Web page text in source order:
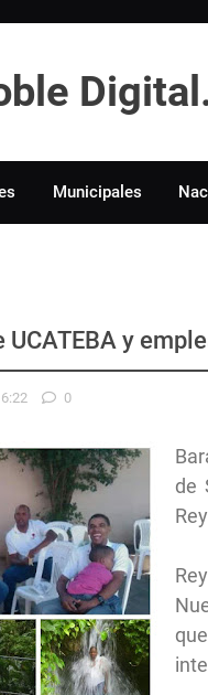
Municipales
y
6:22 0
de